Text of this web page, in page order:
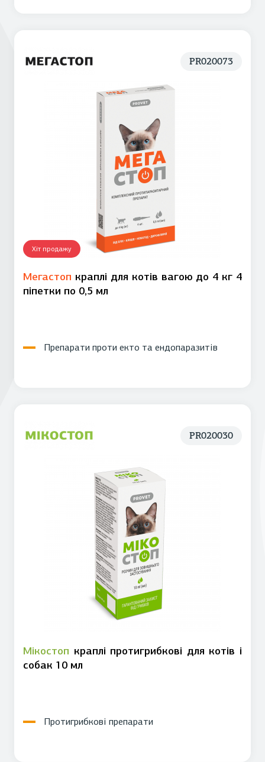
PR020073
Хіт продажу
Мегастоп краплі для котів вагою до 4 кг 4
піпетки по 0,5 мл
Препарати проти екто та ендопаразитів
PR020030
Мікостоп краплі протигрибкові для котів і
собак 10 мл
Протигрибкові препарати